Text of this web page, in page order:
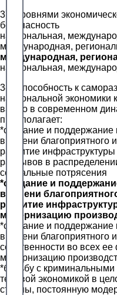
37. Уровнями
безопасность
национальная,
международная,
международная,
национальная,
38. Способность к
национальной экономики
важно в современном
предполагает:
*создание и поддержание
времени благоприятного
развитие
разрывов в
социальные потрясения
*создание и
времени
развитие
модернизацию
*создание и поддержание
времени благоприятного
собственности во всех
модернизацию
*борьбу с криминальными
теневой экономикой в
страны, постоянную